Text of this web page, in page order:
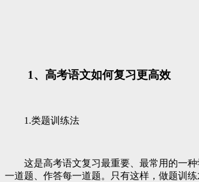
1、高考语文如何复习更高效
1.类题训练法
这是高考语文复习最重要、最常用的一种
一道题、作答每一道题。只有这样，做题训